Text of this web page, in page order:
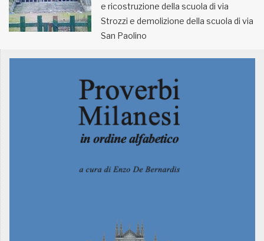
Informativa sulla privacye ricostruzione della scuola di via
Strozzi e demolizione della scuola di via
San Paolino